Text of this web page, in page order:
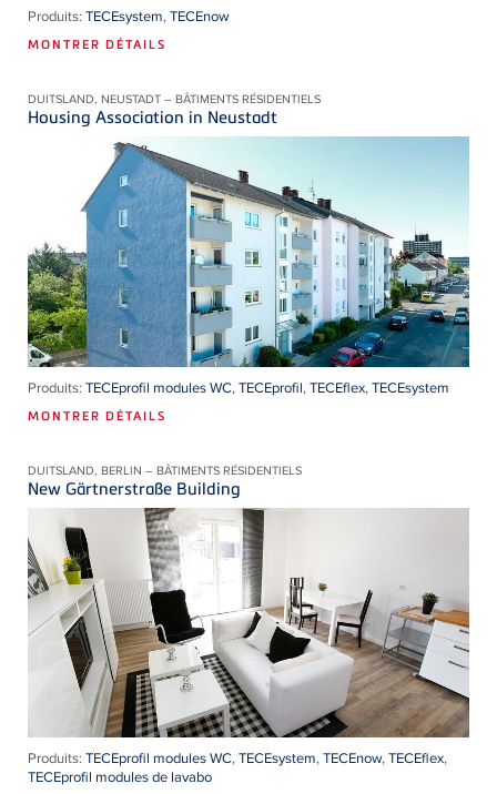
Produits: TECEsystem,TECEnow
MONTRER DÉTAILS
DUITSLAND, NEUSTADT – BÂTIMENTS RÉSIDENTIELS
Housing Association in Neustadt
Produits: TECEprofil modules WC,TECEprofil,TECEflex,TECEsystem
MONTRER DÉTAILS
DUITSLAND, BERLIN – BÂTIMENTS RÉSIDENTIELS
New Gärtnerstraße Building
Produits: TECEprofil modules WC,TECEsystem,TECEnow,TECEflex,
TECEprofil modules de lavabo